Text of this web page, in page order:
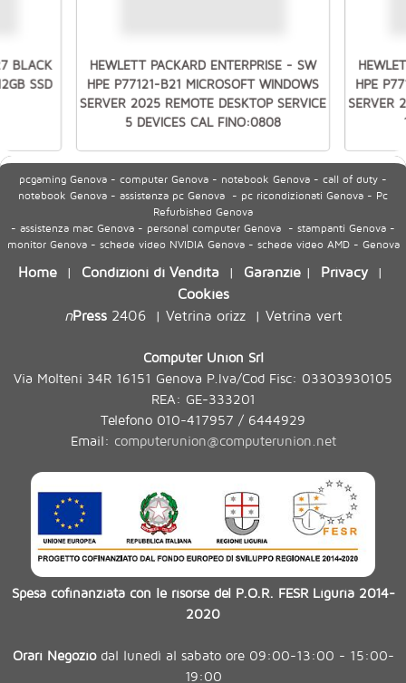
BLACK
SSD
HEWLETT PACKARD ENTERPRISE - SW
HPE P77121-B21 MICROSOFT WINDOWS
SERVER 2025 REMOTE DESKTOP SERVICE
5 DEVICES CAL FINO:0808
HPE
SERVER
pcgaming Genova - computer Genova - notebook Genova - call of duty -
notebook Genova - assistenza pc Genova - pc ricondizionati Genova - Pc
Refurbished Genova
- assistenza mac Genova - personal computer Genova - stampanti Genova -
monitor Genova - schede video NVIDIA Genova - schede video AMD - Genova
Home | Condizioni di Vendita | Garanzie | Privacy|
Cookies
nPress2406| Vetrina orizz| Vetrina vert
Computer Union Srl
Via Molteni 34R 16151 Genova P.Iva/Cod Fisc: 03303930105
REA: GE-333201
Telefono 010-417957 / 6444929
Email: computerunion@computerunion.net
Spesa cofinanziata con le risorse del P.O.R. FESR Liguria 2014-
2020
Orari Negoziodal lunedì al sabato ore 09:00-13:00 - 15:00-
19:00